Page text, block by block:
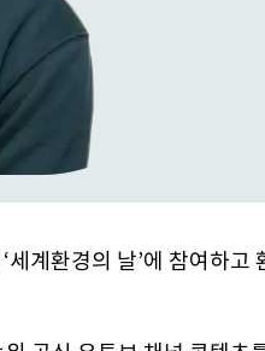
계환경의 날’에 참여하고